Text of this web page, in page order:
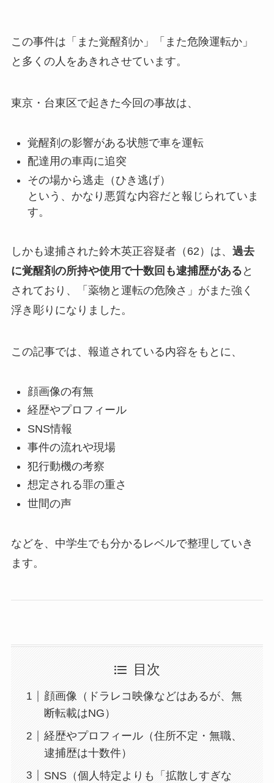
この事件は「また覚醒剤か」「また危険運転か」
と多くの人をあきれさせています。
東京・台東区で起きた今回の事故は、
覚醒剤の影響がある状態で車を運転
配達用の車両に追突
その場から逃走（ひき逃げ）
という、かなり悪質な内容だと報じられていま
す。
しかも逮捕された鈴木英正容疑者（62）は、 過去
に覚醒剤の所持や使用で十数回も逮捕歴がある と
されており、「薬物と運転の危険さ」がまた強く
浮き彫りになりました。
この記事では、報道されている内容をもとに、
顔画像の有無
経歴やプロフィール
SNS情報
事件の流れや現場
犯行動機の考察
想定される罪の重さ
世間の声
などを、中学生でも分かるレベルで整理していき
ます。
目次
顔画像（ドラレコ映像などはあるが、無
断転載はNG）
経歴やプロフィール（住所不定・無職、
逮捕歴は十数件）
SNS（個人特定よりも「拡散しすぎな